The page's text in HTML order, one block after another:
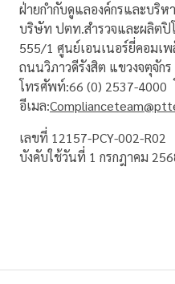
ฝ่ายกำกับดูแลองค์กรและบริ
บริษัท ปตท.สำรวจและผลิตปิ
555/1 ศูนย์เอนเนอร์ยี่คอมเ
ถนนวิภาวดีรังสิต แขวงจตุจัก
โทรศัพท์:66 (0) 2537-4000
อีเมล:
เลขที่ 12157-PCY-002-R02
บังคับใช้วันที่ 1 กรกฎาคม